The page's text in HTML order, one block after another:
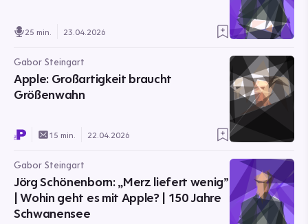
25 min. 23.04.2026
Gabor Steingart
Apple: Großartigkeit braucht
Größenwahn
15 min. 22.04.2026
Gabor Steingart
Jörg Schönenborn: „Merz liefert wenig”
| Wohin geht es mit Apple? | 150 Jahre
Schwanensee